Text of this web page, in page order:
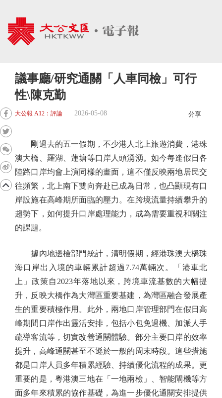
議事廳/研究通關「人車同檢」可行
性\陳克勤
大公報 A12：評論 2026-05-08 分享
剛過去的五一假期，不少港人北上旅遊消費，港珠
澳大橋、羅湖、蓮塘等口岸人頭湧湧。如今每逢假日各
陸路口岸均會上演同樣的畫面，這不僅反映兩地居民交
往頻繁，北上南下雙向奔赴已成為日常，也凸顯現有口
岸設施在高峰期所面臨的壓力。在跨境流量持續攀升的
趨勢下，如何提升口岸處理能力，成為需要重視和關注
的課題。
據內地邊檢部門統計，清明假期，經港珠澳大橋珠
海口岸出入境的車輛累計超過7.74萬輛次。「港車北
上」政策自2023年落地以來，跨境車流基數的大幅提
升，反映大橋作為大灣區重要基建，為灣區融合發展產
生的重要積極作用。此外，兩地口岸管理部門在假日高
峰期間口岸作出靈活安排，包括小包免過機、加派人手
疏導客流等，切實改善通關體驗。部分主要口岸的效率
提升，高峰通關甚至不遜於一般的周末時段。這些措施
都是口岸人員多年積累經驗、持續優化流程的成果。更
重要的是，粵港澳三地在「一地兩檢」、智能閘機等方
面多年來積累的協作基礎，為進一步優化通關安排提供